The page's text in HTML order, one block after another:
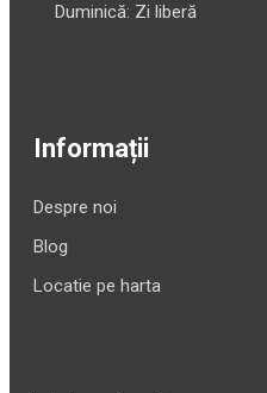
Duminică: Zi liberă
Informații
Despre noi
Blog
Locatie pe harta